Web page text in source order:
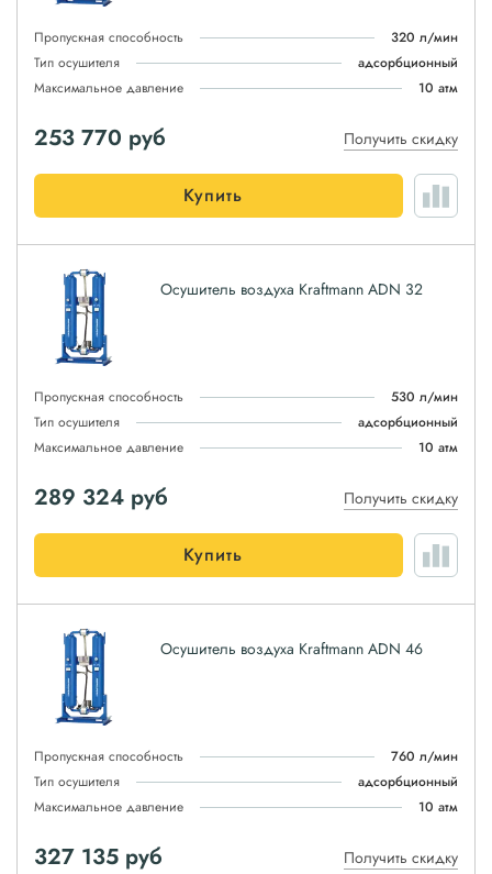
Пропускная способность
320 л/мин
Тип осушителя
адсорбционный
Максимальное давление
10 атм
253 770 руб Получить скидку
Купить
Осушитель воздуха Kraftmann ADN 32
Пропускная способность
530 л/мин
Тип осушителя
адсорбционный
Максимальное давление
10 атм
289 324 руб Получить скидку
Купить
Осушитель воздуха Kraftmann ADN 46
Пропускная способность
760 л/мин
Тип осушителя
адсорбционный
Максимальное давление
10 атм
327 135 руб Получить скидку